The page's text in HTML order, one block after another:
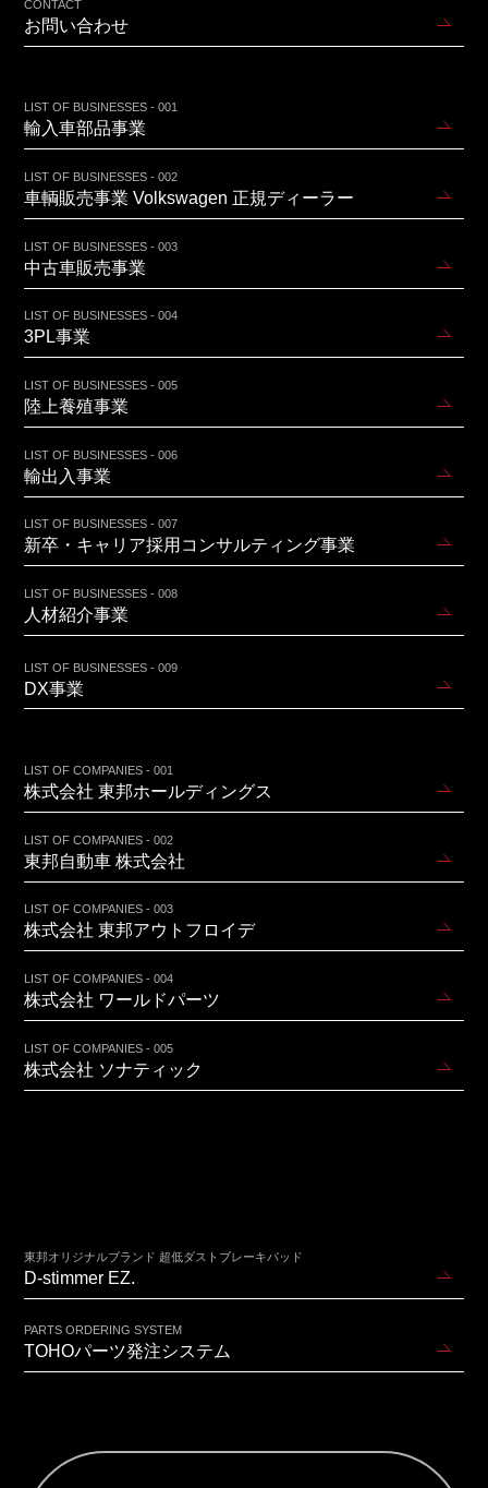
CONTACT
お問い合わせ
LIST OF BUSINESSES - 001
輸入車部品事業
LIST OF BUSINESSES - 002
車輌販売事業 Volkswagen 正規ディーラー
LIST OF BUSINESSES - 003
中古車販売事業
LIST OF BUSINESSES - 004
3PL事業
LIST OF BUSINESSES - 005
陸上養殖事業
LIST OF BUSINESSES - 006
輸出入事業
LIST OF BUSINESSES - 007
新卒・キャリア採用コンサルティング事業
LIST OF BUSINESSES - 008
人材紹介事業
LIST OF BUSINESSES - 009
DX事業
LIST OF COMPANIES - 001
株式会社 東邦ホールディングス
LIST OF COMPANIES - 002
東邦自動車 株式会社
LIST OF COMPANIES - 003
株式会社 東邦アウトフロイデ
LIST OF COMPANIES - 004
株式会社 ワールドパーツ
LIST OF COMPANIES - 005
株式会社 ソナティック
東邦オリジナルブランド 超低ダストブレーキパッド
D-stimmer EZ.
PARTS ORDERING SYSTEM
TOHOパーツ発注システム